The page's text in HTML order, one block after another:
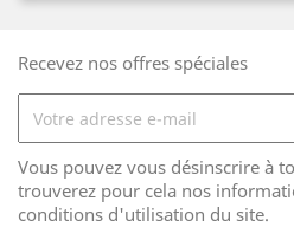
Recevez nos offres spéciales
Vous pouvez vous désinscrire à
trouverez pour cela nos
conditions d'utilisation du site.